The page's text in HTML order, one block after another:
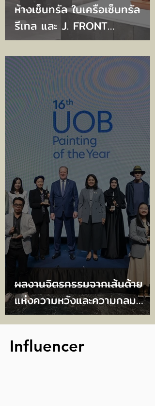
ห้างเซ็นทรัล ในเครือเซ็นทรัล
รีเทล และ J. FRONT
RETAILING จัดงานประกาศผล
รอบชิงชนะเลิศ ‘CENRETA ART
AWARD 2025’
ผลงานจิตรกรรมจากเส้นด้าย
แห่งความหวังและความกลม
เกลียว ดุอาอ์ (วิงวอนขอพร)
the Year 2025 (ประเทศไทย)
Influencer